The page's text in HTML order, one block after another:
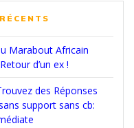
Marabout Africain
d’un ex !
des Réponses
support sans cb: